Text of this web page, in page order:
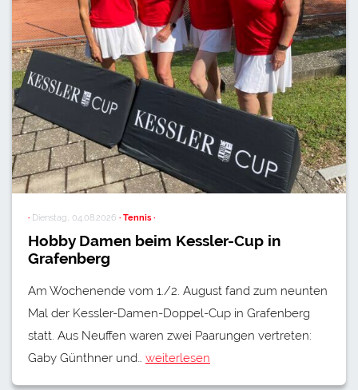
· Dienstag, 04.08.2026 · Tennis ·
Hobby Damen beim Kessler-Cup in
Grafenberg
Am Wochenende vom 1./2. August fand zum neunten
Mal der Kessler-Damen-Doppel-Cup in Grafenberg
statt. Aus Neuffen waren zwei Paarungen vertreten:
Gaby Günthner und… weiterlesen